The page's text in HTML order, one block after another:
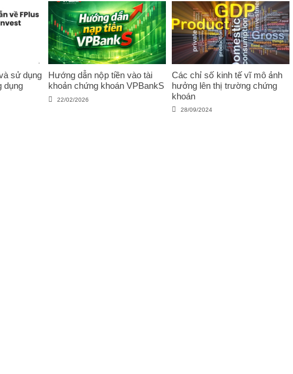
sử dụng
dụng
Hướng dẫn nộp tiền vào tài
khoản chứng khoán VPBankS
22/02/2026
Các chỉ số kinh tế vĩ mô ảnh
hưởng lên thị trường chứng
khoán
28/09/2024